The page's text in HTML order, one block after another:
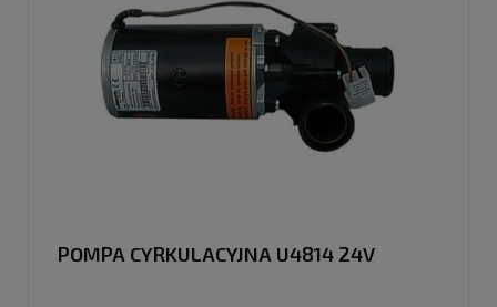
POMPA CYRKULACYJNA U4814 24V